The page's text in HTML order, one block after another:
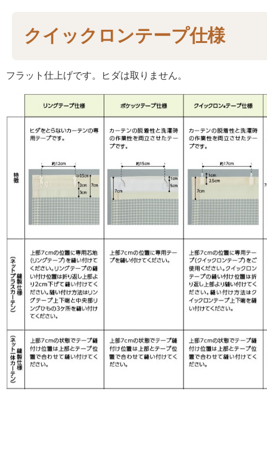
クイックロンテープ仕様
フラット仕上げです。ヒダは取りません。